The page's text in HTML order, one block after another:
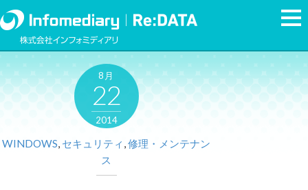
8月
22
2014
WINDOWS, セキュリティ ,修理・メンテナン
ス